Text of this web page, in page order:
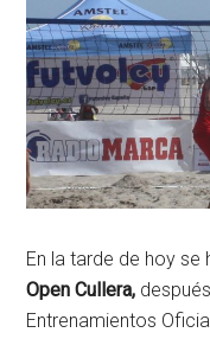
En la tarde de hoy se
Open Cullera,
Entrenamientos